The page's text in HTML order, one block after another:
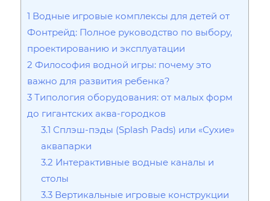
1 Водные игровые комплексы для детей от
Фонтрейд: Полное руководство по выбору,
проектированию и эксплуатации
2 Философия водной игры: почему это
важно для развития ребенка?
3 Типология оборудования: от малых форм
до гигантских аква-городков
3.1 Сплэш-пэды (Splash Pads) или «Сухие»
аквапарки
3.2 Интерактивные водные каналы и
столы
3.3 Вертикальные игровые конструкции